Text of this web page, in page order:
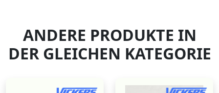
ANDERE PRODUKTE IN
DER GLEICHEN KATEGORIE